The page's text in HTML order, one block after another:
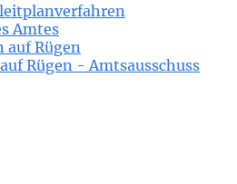
Amtes
auf Rügen
Rügen - Amtsausschuss